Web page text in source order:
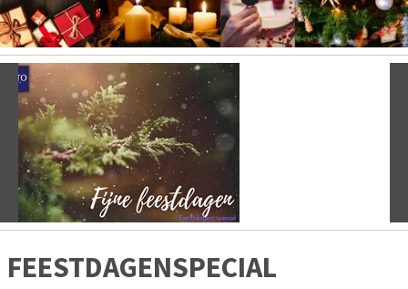
Vorige
FEESTDAGENSPECIAL